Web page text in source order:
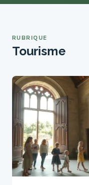
RUBRIQUE
Tourisme